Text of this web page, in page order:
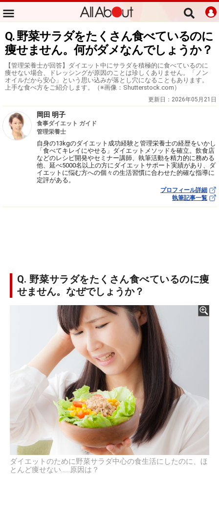
Q. 野菜サラダをたくさん食べているのに
痩せません。何がダメなんでしょうか？
【管理栄養士が回答】ダイエット中にサラダを積極的に食べているのに
痩せない場合、ドレッシングが原因のことは珍しくありません。「ノン
オイルだから安心」という思い込みが落とし穴になることもあります。
上手な食べ方をご紹介します。（※画像：Shutterstock.com）
更新日： 2026年05月21日
岡田 明子
食事ダイエット ガイド
管理栄養士
自身の13kgのダイエット成功経験と管理栄養士の経歴をいかし
「食べてキレイにやせる」ダイエットメソッドを確立。飲食店
などのレシピ開発やセミナー講師、執筆活動を精力的に務める
他、延べ5000名以上の方にダイエットサポート実績があり、ダ
イエットに悩む方への個々の生活習慣に合わせた的確な指導に
定評がある。
プロフィール詳細
執筆記事一覧
Q. 野菜サラダをたくさん食べているのに痩
せません。なぜでしょうか？
ダイエットのために野菜サラダ中心の食生活にしたのに、ほ
とんど痩せない……原因は？